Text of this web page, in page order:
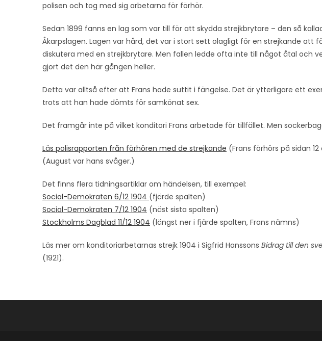
polisen och tog med sig arbetarna för förhör.
Sedan 1899 fanns en lag som var till för att skydda strejkbrytare – den så
Åkarpslagen. Lagen var hård, det var i stort sett olagligt för en strejkande att
diskutera med en strejkbrytare. Men fallen ledde ofta inte till något åtal och
gjort det den här gången heller.
Detta var alltså efter att Frans hade suttit i fängelse. Det är ytterligare ett
trots att han hade dömts för samkönat sex.
Det framgår inte på vilket konditori Frans arbetade för tillfället. Men
Läs polisrapporten från förhören med de strejkande (Frans förhörs på sidan
(August var hans svåger.)
Det finns flera tidningsartiklar om händelsen, till exempel:
Social-Demokraten 6/12 1904 (fjärde spalten)
Social-Demokraten 7/12 1904 (näst sista spalten)
Stockholms Dagblad 11/12 1904 (längst ner i fjärde spalten, Frans nämns)
Läs mer om konditoriarbetarnas strejk 1904 i Sigfrid Hanssons Bidrag till den
(1921).